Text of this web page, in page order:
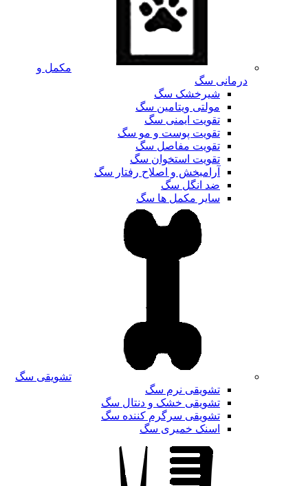
مکمل و
درمانی سگ
شیرخشک سگ
مولتی ویتامین سگ
تقویت ایمنی سگ
تقویت پوست و مو سگ
تقویت مفاصل سگ
تقویت استخوان سگ
آرامبخش و اصلاح رفتار سگ
ضد انگل سگ
سایر مکمل ها سگ
تشویقی سگ
تشویقی نرم سگ
تشویقی خشک و دنتال سگ
تشویقی سرگرم کننده سگ
اسنک خمیری سگ